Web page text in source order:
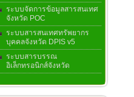
ระบบจัดการข้อมูลสารสนเทศ
จังหวัด POC
ระบบสารสนเทศทรัพยากร
บุคคลจังหวัด DPIS v5
ระบบสารบรรณ
อิเล็กทรอนิกส์จังหวัด